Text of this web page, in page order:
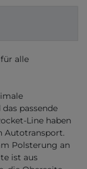
alle
passende
Line haben
Autotransport.
Polsterung an
ist aus